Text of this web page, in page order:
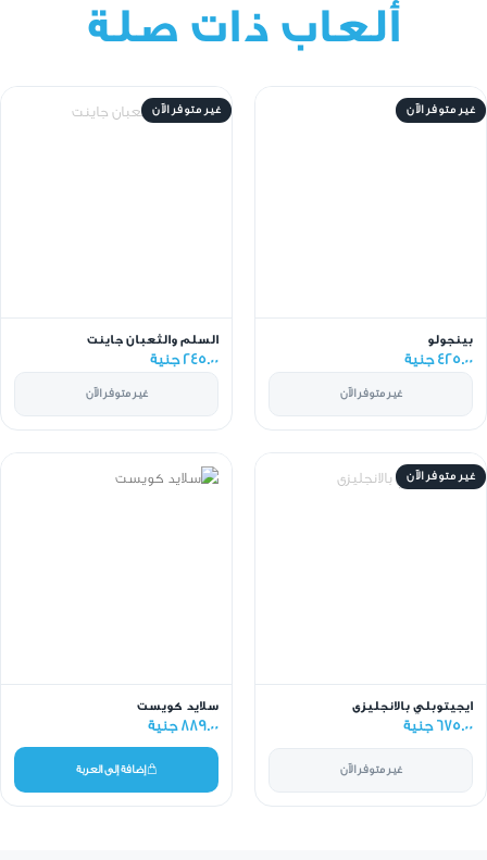
ألعاب ذات صلة
غير متوفر الآن
بينجولو
425.00 جنية
غير متوفر الآن
غير متوفر الآن
السلم والثعبان جاينت
245.00 جنية
غير متوفر الآن
غير متوفر الآن
ايجيتوبلي بالانجليزى
675.00 جنية
غير متوفر الآن
سلايد كويست
889.00 جنية
إضافة إلى العربة